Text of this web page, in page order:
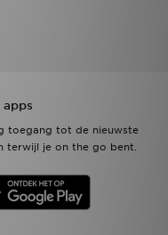
apps
toegang tot de nieuwste
terwijl je on the go bent.